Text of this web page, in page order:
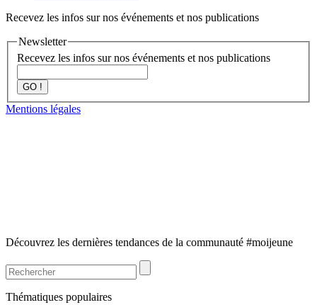
Recevez les infos sur nos événements et nos publications
Newsletter
Recevez les infos sur nos événements et nos publications
GO !
Mentions légales
Découvrez les dernières tendances de la communauté #moijeune
Thématiques populaires